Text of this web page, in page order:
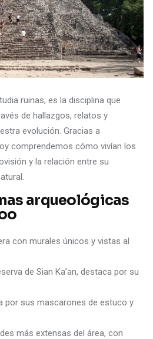
ruinas; es la disciplina que
de hallazgos, relatos y
evolución. Gracias a
comprendemos cómo vivían los
y la relación entre su
arqueológicas
con murales únicos y vistas al
de Sian Ka’an, destaca por su
por sus mascarones de estuco y
más extensas del área, con